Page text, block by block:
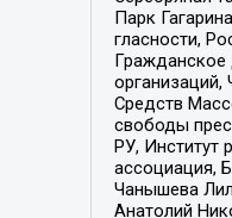
Парк
гласности,
Средств
свободы
РУ, Институт
ассоциация,
Чанышева
Анатолий